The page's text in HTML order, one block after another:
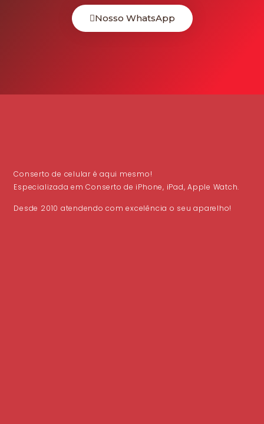
Nosso WhatsApp
Conserto de celular é aqui mesmo!
Especializada em Conserto de iPhone, iPad, Apple Watch.
Desde 2010 atendendo com excelência o seu aparelho!